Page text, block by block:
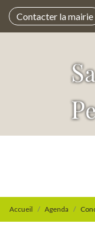
Contacter la mairie
Accueil Agenda